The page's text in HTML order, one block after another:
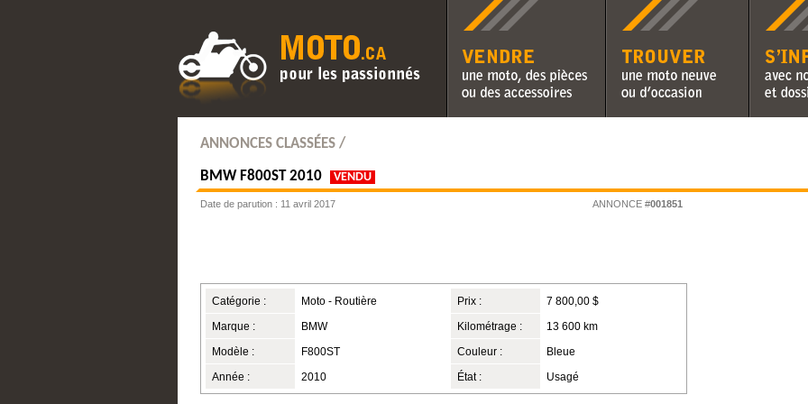
Vendre une moto, des pièces ou
des accessoires
Trouver une moto neuve ou
d'occasion
S'informer
ANNONCES CLASSÉES /
BMW F800ST 2010 VENDU
Date de parution : 11 avril 2017 ANNONCE #001851
Catégorie : Moto - Routière
Marque : BMW
Modèle : F800ST
Année : 2010
Prix : 7 800,00 $
Kilométrage : 13 600 km
Couleur : Bleue
État : Usagé